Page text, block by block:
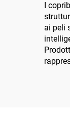
I
ai peli